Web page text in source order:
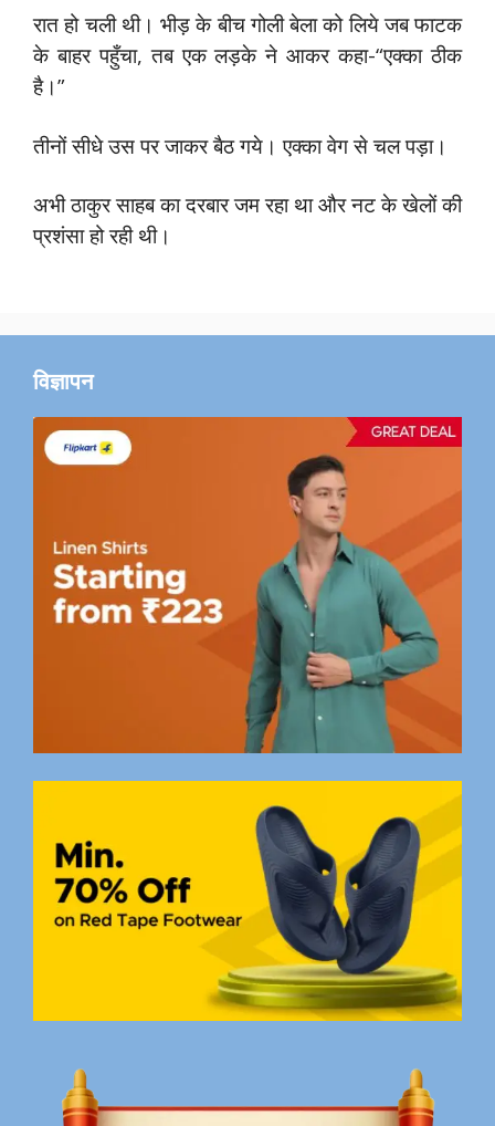
रात हो चली थी। भीड़ के बीच गोली बेला को लिये जब फाटक
के बाहर पहुँचा, तब एक लड़के ने आकर कहा-“एक्का ठीक
है।”
तीनों सीधे उस पर जाकर बैठ गये। एक्का वेग से चल पड़ा।
अभी ठाकुर साहब का दरबार जम रहा था और नट के खेलों की
प्रशंसा हो रही थी।
विज्ञापन